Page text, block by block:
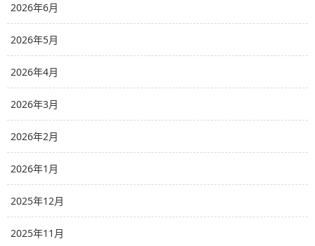
2026年6月
2026年5月
2026年4月
2026年3月
2026年2月
2026年1月
2025年12月
2025年11月